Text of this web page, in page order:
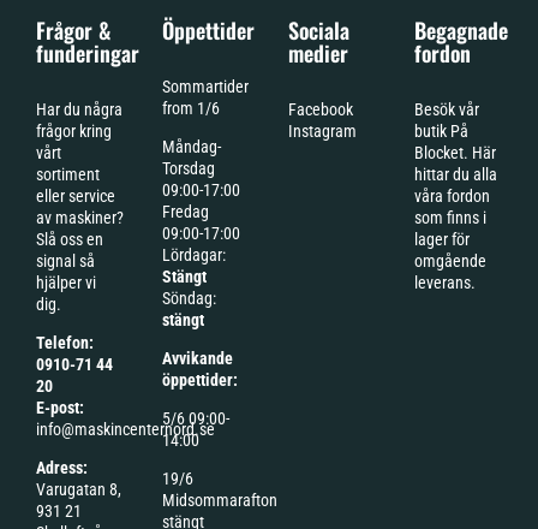
Frågor &
funderingar
Har du några
frågor kring
vårt
sortiment
eller service
av maskiner?
Slå oss en
signal så
hjälper vi
dig.
Telefon:
0910-71 44
20
E-post:
info@maskincenternord.se
Adress:
Varugatan 8,
931 21
Öppettider
Sommartider
from 1/6
Måndag-
Torsdag
09:00-17:00
Fredag
09:00-17:00
Lördagar:
Stängt
Söndag:
stängt
Avvikande
öppettider:
5/6 09:00-
14:00
19/6
Midsommarafton
stängt
Sociala
medier
Facebook
Instagram
Begagnade
fordon
Besök vår
butik På
Blocket. Här
hittar du alla
våra fordon
som finns i
lager för
omgående
leverans.